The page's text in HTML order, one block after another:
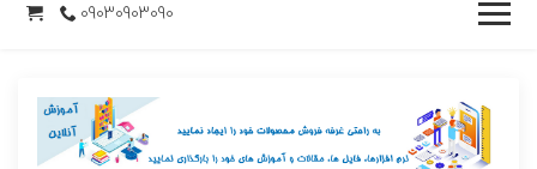
09030903090